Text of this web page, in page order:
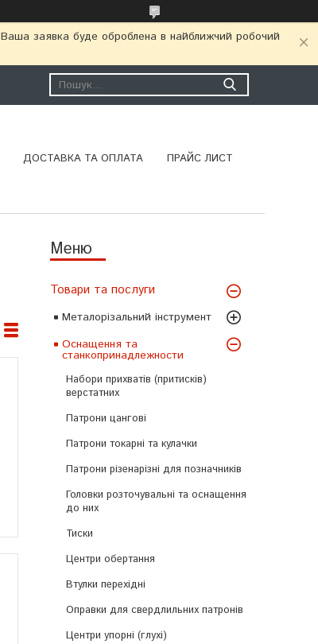
заявка буде оброблена в найближчий робочий
ДОСТАВКА ТА ОПЛАТА ПРАЙС ЛИСТ
Товари та послуги
Металорізальний інструмент
Оснащення та
станкопринадлежности
Набори прихватів (притисків)
верстатних
Патрони цангові
Патрони токарні та кулачки
Патрони різенарізні для позначників
Головки розточувальні та оснащення
до них
Тиски
Центри обертання
Втулки перехідні
Оправки для свердлильних патронів
Центри упорні (глухі)